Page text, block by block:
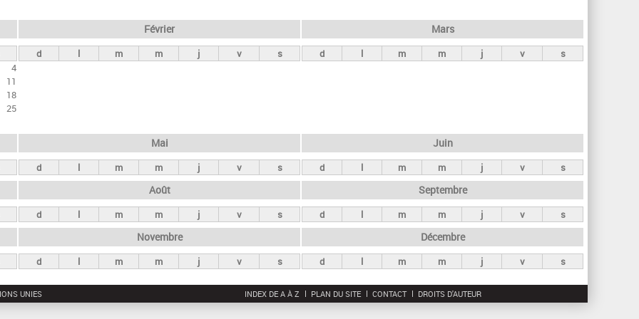
r
c
4
11
18
25
Février
d l m m j v s
Mars
d l m m j v s
Mai
d l m m j v s
Juin
d l m m j v s
Août
d l m m j v s
Septembre
d l m m j v s
Novembre
d l m m j v s
Décembre
d l m m j v s
UNIES INDEX DE A À Z PLAN DU SITE CONTACT DROITS D'AUTEUR